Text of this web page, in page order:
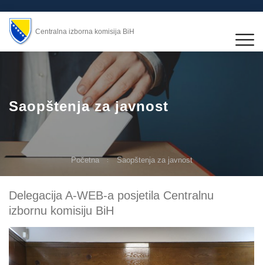
Centralna izborna komisija BiH
Saopštenja za javnost
Početna Saopštenja za javnost
Delegacija A-WEB-a posjetila Centralnu
izbornu komisiju BiH